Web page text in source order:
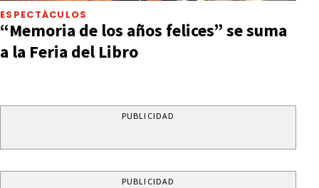
ESPECTÁCULOS
“Memoria de los años felices” se suma
a la Feria del Libro
PUBLICIDAD
PUBLICIDAD